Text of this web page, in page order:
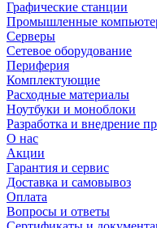
Графические станции
Промышленные
Серверы
Сетевое оборудование
Периферия
Комплектующие
Расходные материалы
Ноутбуки и моноблоки
Разработка и внедрение
О нас
Акции
Гарантия и сервис
Доставка и самовывоз
Оплата
Вопросы и ответы